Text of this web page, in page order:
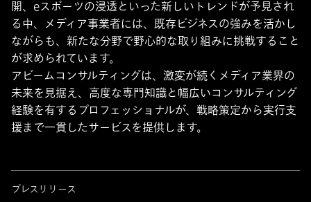
開、eスポーツの浸透といった新しいトレンドが予見され
る中、メディア事業者には、既存ビジネスの強みを活かし
ながらも、新たな分野で野心的な取り組みに挑戦すること
が求められています。
アビームコンサルティングは、激変が続くメディア業界の
未来を見据え、高度な専門知識と幅広いコンサルティング
経験を有するプロフェッショナルが、戦略策定から実行支
援まで一貫したサービスを提供します。
プレスリリース